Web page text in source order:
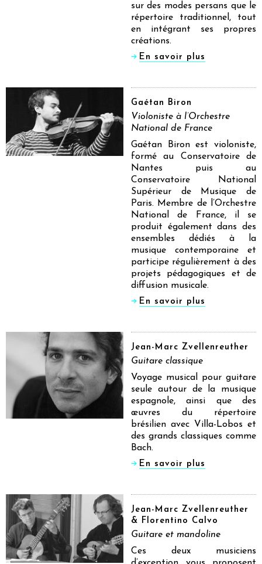
sur des modes persans que le
répertoire traditionnel, tout
en intégrant ses propres
créations.
En savoir plus
Gaétan Biron
Violoniste à l’Orchestre
National de France
Gaétan Biron est violoniste,
formé au Conservatoire de
Nantes puis au
Conservatoire National
Supérieur de Musique de
Paris. Membre de l’Orchestre
National de France, il se
produit également dans des
ensembles dédiés à la
musique contemporaine et
participe régulièrement à des
projets pédagogiques et de
diffusion musicale.
En savoir plus
Jean-Marc Zvellenreuther
Guitare classique
Voyage musical pour guitare
seule autour de la musique
espagnole, ainsi que des
œuvres du répertoire
brésilien avec Villa-Lobos et
des grands classiques comme
Bach.
En savoir plus
Jean-Marc Zvellenreuther
& Florentino Calvo
Guitare et mandoline
Ces deux musiciens